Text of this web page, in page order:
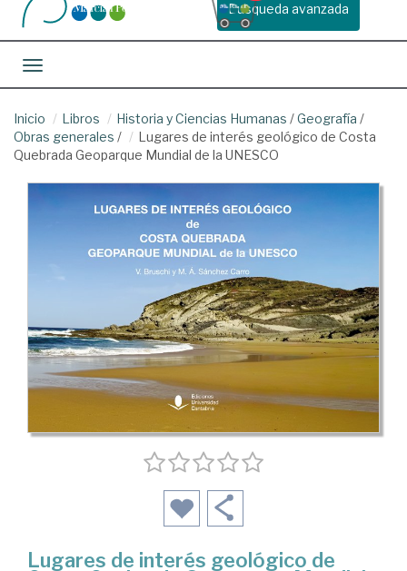
Busqueda avanzada
Toggle navigation
Inicio Libros Historia y Ciencias Humanas /Geografía /
Obras generales /
Lugares de interés geológico de Costa
Quebrada Geoparque Mundial de la UNESCO
Lugares de interés geológico de